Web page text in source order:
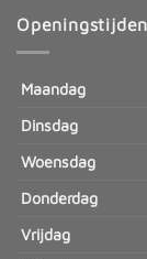
Openingstijden
Maandag
Dinsdag
Woensdag
Donderdag
Vrijdag